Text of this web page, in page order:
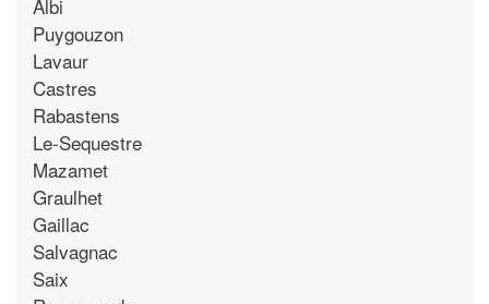
Albi
Puygouzon
Lavaur
Castres
Rabastens
Le-Sequestre
Mazamet
Graulhet
Gaillac
Salvagnac
Saix